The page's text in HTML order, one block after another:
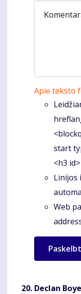
Apie teksto
start
<h3
Linijos
Web
Declan